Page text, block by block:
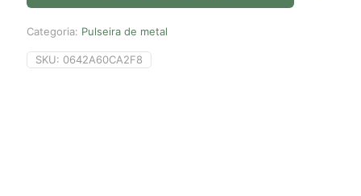
Categoria: Pulseira de metal
SKU: 0642A60CA2F8